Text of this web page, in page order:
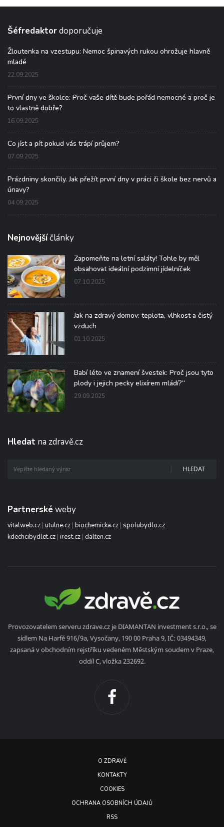
Šéfredaktordoporučuje
Žloutenka na vzestupu: Nemoc špinavých rukou ohrožuje hlavně
mladé
22.09.2025
První dny ve školce: Proč vaše dítě bude pořád nemocné a proč je
to vlastně dobře?
16.09.2025
Co jíst a pít pokud vás trápí průjem?
07.09.2025
Prázdniny skončily. Jak přežít první dny v práci či škole bez nervů a
únavy?
04.09.2025
Nejnovějšíčlánky
Zapomeňte na letní saláty! Tohle by měl
obsahovat ideální podzimní jídelníček
07.10.2025
Jak na zdravý domov: teplota, vlhkost a čistý
vzduch
01.10.2025
Babí léto ve znamení švestek: Proč jsou tyto
plody i jejich pecky elixírem mládí?“
29.09.2025
Hledat na zdravě.cz
HLEDAT
Partnerské weby
vitalweb.cz | utulne.cz | biochemicka.cz | spolubydlo.cz
kdechcibydlet.cz | irest.cz | dalten.cz
Provozovatelem serveru zdrave.cz je DIAMANTAN investment s.r.o., se
sídlem Na Harfě 916/9a, Vysočany, 190 00 Praha 9, IČ: 03494349,
zapsaná v obchodním rejstříku vedeném Městským soudem v Praze,
oddíl C, vložka 232692.
O ZDRAVĚ
KONTAKTY
COOKIES
OCHRANA OSOBNÍCH ÚDAJŮ
RSS